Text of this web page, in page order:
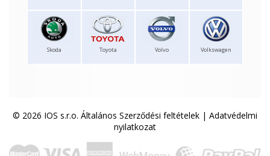
Skoda Toyota Volvo Volkswagen
© 2026 IOS s.r.o. Általános Szerződési feltételek | Adatvédelmi
nyilatkozat